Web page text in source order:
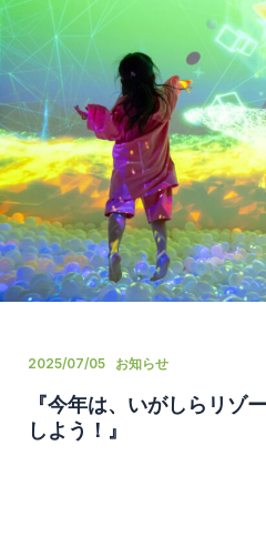
2025/07/05 お知らせ
『今年は、いがしらリゾ
しよう！』